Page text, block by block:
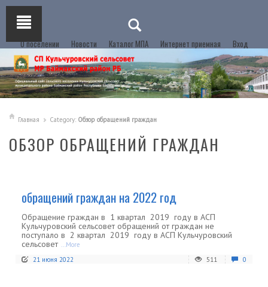
О поселении Новости Каталог МПА Интернет приемная Вход
Главная Category: Обзор обращений граждан
ОБЗОР ОБРАЩЕНИЙ ГРАЖДАН
обращений граждан на 2022 год
Обращение граждан в 1 квартал 2019 году в АСП
Кульчуровский сельсовет обращений от граждан не
поступало в 2 квартал 2019 году в АСП Кульчуровский
сельсовет ...More
21 июня 2022
511 0